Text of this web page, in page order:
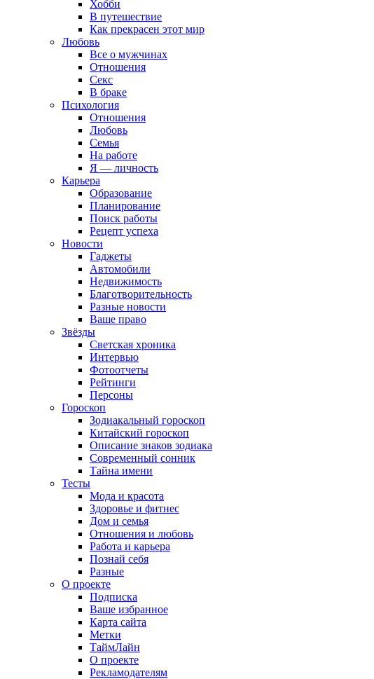
Хобби
В путешествие
Как прекрасен этот мир
Любовь
Все о мужчинах
Отношения
Секс
В браке
Психология
Отношения
Любовь
Семья
На работе
Я — личность
Карьера
Образование
Планирование
Поиск работы
Рецепт успеха
Новости
Гаджеты
Автомобили
Недвижимость
Благотворительность
Разные новости
Ваше право
Звёзды
Светская хроника
Интервью
Фотоотчеты
Рейтинги
Персоны
Гороскоп
Зодиакальный гороскоп
Китайский гороскоп
Описание знаков зодиака
Современный сонник
Тайна имени
Тесты
Мода и красота
Здоровье и фитнес
Дом и семья
Отношения и любовь
Работа и карьера
Познай себя
Разные
О проекте
Подписка
Ваше избранное
Карта сайта
Метки
ТаймЛайн
О проекте
Рекламодателям